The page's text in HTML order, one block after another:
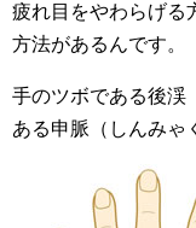
疲れ目をやわらげる
方法があるんです。
手のツボである後渓
ある申脈（しんみゃ